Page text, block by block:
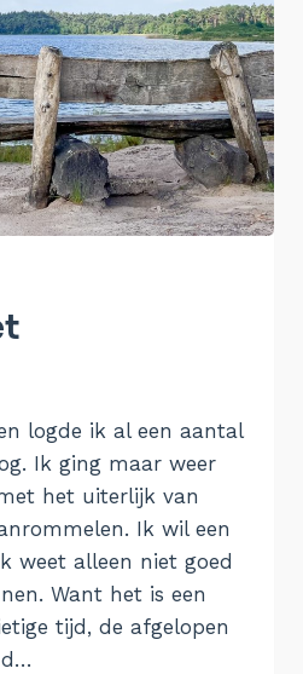
logde ik al een aantal
Ik ging maar weer
het uiterlijk van
Ik wil een
weet alleen niet goed
Want het is een
tijd, de afgelopen